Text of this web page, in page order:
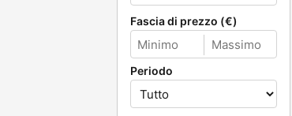
Fascia di prezzo (€)
Periodo